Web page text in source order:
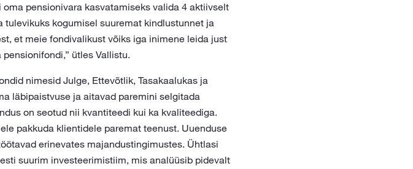
pensionivara kasvatamiseks valida 4 aktiivselt
kogumisel suuremat kindlustunnet ja
et meie fondivalikust võiks iga inimene leida just
ütles Vallistu.
nimesid Julge, Ettevõtlik, Tasakaalukas ja
läbipaistvuse ja aitavad paremini selgitada
on seotud nii kvantiteedi kui ka kvaliteediga.
pakkuda klientidele paremat teenust. Uuenduse
erinevates majandustingimustes. Ühtlasi
suurim investeerimistiim, mis analüüsib pidevalt